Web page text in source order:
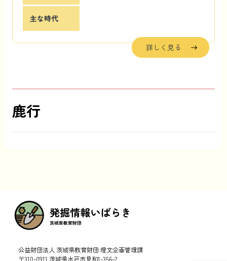
主な時代
詳しく見る
鹿行
公益財団法人 茨城県教育財団 埋文企画管理課
〒310-0911 茨城県水戸市見和1-356-2